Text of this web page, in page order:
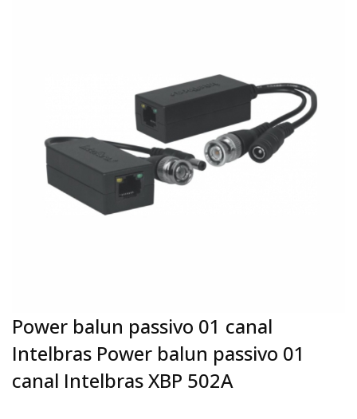
Power balun passivo 01 canal
Intelbras Power balun passivo 01
canal Intelbras XBP 502A